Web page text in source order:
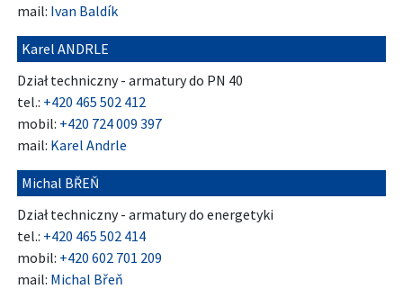
mail: Ivan Baldík
Karel ANDRLE
Dział techniczny - armatury do PN 40
tel.: +420 465 502 412
mobil: +420 724 009 397
mail: Karel Andrle
Michal BŘEŇ
Dział techniczny - armatury do energetyki
tel.: +420 465 502 414
mobil: +420 602 701 209
mail: Michal Břeň